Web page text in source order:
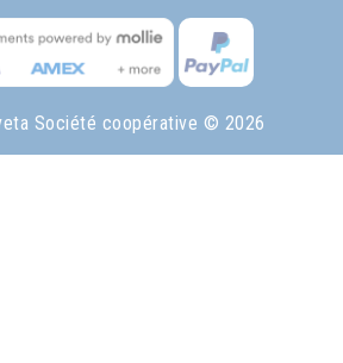
Société coopérative © 2026